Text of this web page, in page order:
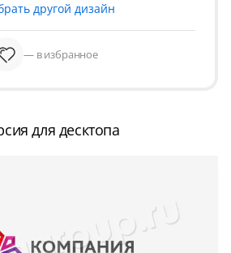
другой дизайн
— в избранное
для десктопа